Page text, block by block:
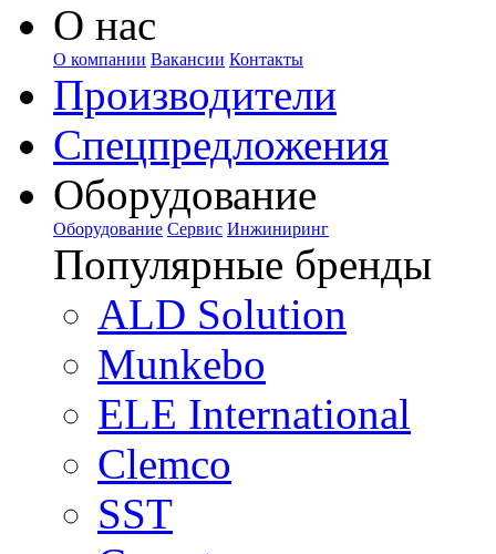
О нас
О компании Вакансии Контакты
Производители
Спецпредложения
Оборудование
Оборудование Сервис Инжиниринг
Популярные бренды
ALD Solution
Munkebo
ELE International
Clemco
SST